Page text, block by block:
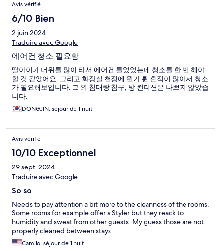
Avis vérifié
6/10 Bien
2 juin 2024
Traduire avec Google
에어컨 청소 필요함
딸아이가 더위를 많이 타서 에어컨 틀었었는데 청소를 한 번 해야
할 것 같았어요. 그리고 화장실 천정에 뭔가 튄 흔적이 많아서 청소
가 필요해보입니다. 그 외 침대랑 침구, 방 컨디션은 나쁘지 않았습
니다.
DONGJIN, séjour de 1 nuit
Avis vérifié
10/10 Exceptionnel
29 sept. 2024
Traduire avec Google
So so
Needs to pay attention a bit more to the cleanness of the rooms.
Some rooms for example offer a Styler but they reack to
humidity and sweat from other guests. My guess those are not
properly cleaned between stays.
Camilo, séjour de 1 nuit